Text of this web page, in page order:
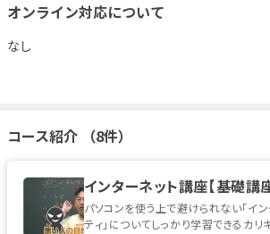
オンライン対応について
なし
コース紹介 （8件）
インターネット講座【基礎講
パソコンを使う上で避けられない「イン
ティ」についてしっかり学習できるカリ